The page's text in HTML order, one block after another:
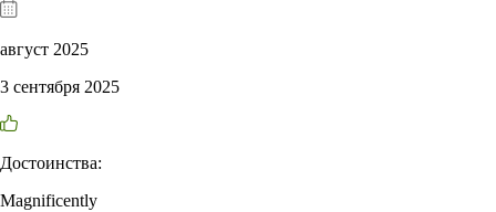
август 2025
3 сентября 2025
Достоинства:
Magnificently